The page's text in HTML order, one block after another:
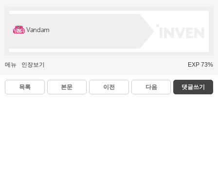
Vandam
메뉴 인장보기 EXP 73%
목록 본문 이전 다음 댓글쓰기